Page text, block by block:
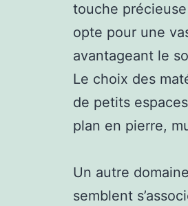
touche
opte pour une
avantageant le
Le choix des
de petits
plan en pierre,
Un autre
semblent